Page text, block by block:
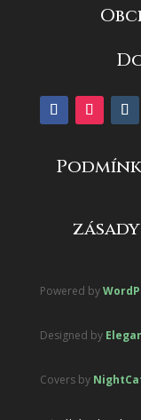
Powered by
Designed by
Covers by